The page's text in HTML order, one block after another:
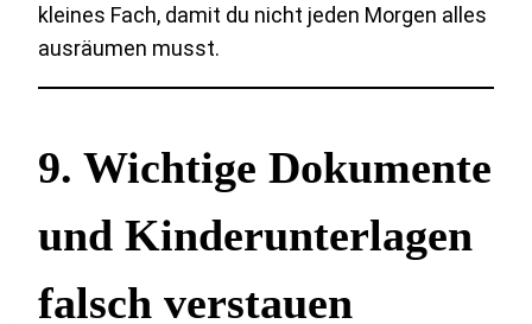
kleines Fach, damit du nicht jeden Morgen alles
ausräumen musst.
9. Wichtige Dokumente
und Kinderunterlagen
falsch verstauen